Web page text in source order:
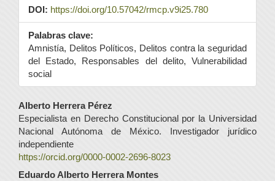
DOI: https://doi.org/10.57042/rmcp.v9i25.780
Palabras clave:
Amnistía, Delitos Políticos, Delitos contra la seguridad
del Estado, Responsables del delito, Vulnerabilidad
social
Contenido
principal
del
artículo
Alberto Herrera Pérez
Especialista en Derecho Constitucional por la Universidad
Nacional Autónoma de México. Investigador jurídico
independiente
https://orcid.org/0000-0002-2696-8023
Eduardo Alberto Herrera Montes